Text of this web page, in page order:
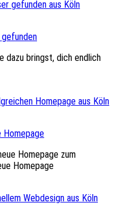
dazu bringst, dich endlich
Homepage
Homepage zum
Homepage